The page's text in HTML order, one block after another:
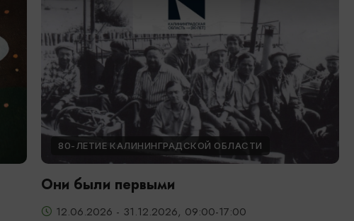
80-ЛЕТИЕ КАЛИНИНГРАДСКОЙ ОБЛАСТИ
Они были первыми
12.06.2026 - 31.12.2026, 09:00-17:00